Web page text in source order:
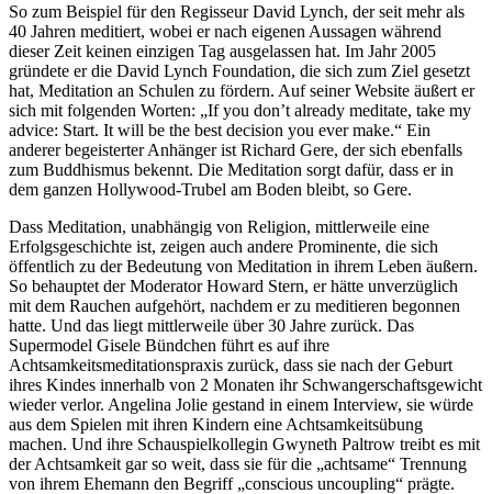
So zum Beispiel für den Regisseur David Lynch, der seit mehr als
40 Jahren meditiert, wobei er nach eigenen Aussagen während
dieser Zeit keinen einzigen Tag ausgelassen hat. Im Jahr 2005
gründete er die David Lynch Foundation, die sich zum Ziel gesetzt
hat, Meditation an Schulen zu fördern. Auf seiner Website äußert er
sich mit folgenden Worten: „If you don’t already meditate, take my
advice: Start. It will be the best decision you ever make.“ Ein
anderer begeisterter Anhänger ist Richard Gere, der sich ebenfalls
zum Buddhismus bekennt. Die Meditation sorgt dafür, dass er in
dem ganzen Hollywood-Trubel am Boden bleibt, so Gere.
Dass Meditation, unabhängig von Religion, mittlerweile eine
Erfolgsgeschichte ist, zeigen auch andere Prominente, die sich
öffentlich zu der Bedeutung von Meditation in ihrem Leben äußern.
So behauptet der Moderator Howard Stern, er hätte unverzüglich
mit dem Rauchen aufgehört, nachdem er zu meditieren begonnen
hatte. Und das liegt mittlerweile über 30 Jahre zurück. Das
Supermodel Gisele Bündchen führt es auf ihre
Achtsamkeitsmeditationspraxis zurück, dass sie nach der Geburt
ihres Kindes innerhalb von 2 Monaten ihr Schwangerschaftsgewicht
wieder verlor. Angelina Jolie gestand in einem Interview, sie würde
aus dem Spielen mit ihren Kindern eine Achtsamkeitsübung
machen. Und ihre Schauspielkollegin Gwyneth Paltrow treibt es mit
der Achtsamkeit gar so weit, dass sie für die „achtsame“ Trennung
von ihrem Ehemann den Begriff „conscious uncoupling“ prägte.